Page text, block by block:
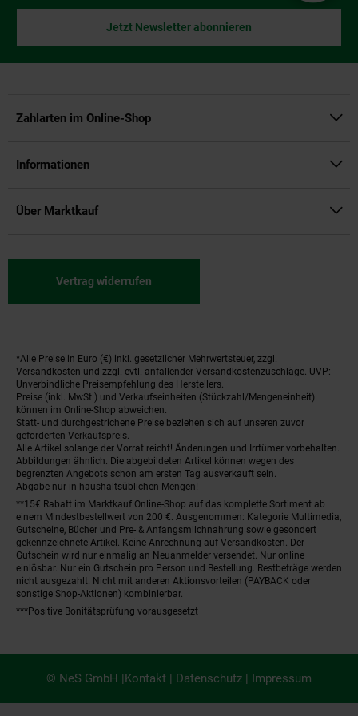
Jetzt Newsletter abonnieren
Zahlarten im Online-Shop
Informationen
Über Marktkauf
Vertrag widerrufen
Fußnoten
*Alle Preise in Euro (€) inkl. gesetzlicher Mehrwertsteuer, zzgl.
Versandkosten und zzgl. evtl. anfallender Versandkostenzuschläge. UVP:
Unverbindliche Preisempfehlung des Herstellers.
Preise (inkl. MwSt.) und Verkaufseinheiten (Stückzahl/Mengeneinheit)
können im Online-Shop abweichen.
Statt- und durchgestrichene Preise beziehen sich auf unseren zuvor
geforderten Verkaufspreis.
Alle Artikel solange der Vorrat reicht! Änderungen und Irrtümer vorbehalten.
Abbildungen ähnlich. Die abgebildeten Artikel können wegen des
begrenzten Angebots schon am ersten Tag ausverkauft sein.
Abgabe nur in haushaltsüblichen Mengen!
**15€ Rabatt im Marktkauf Online-Shop auf das komplette Sortiment ab
einem Mindestbestellwert von 200 €. Ausgenommen: Kategorie Multimedia,
Gutscheine, Bücher und Pre- & Anfangsmilchnahrung sowie gesondert
gekennzeichnete Artikel. Keine Anrechnung auf Versandkosten. Der
Gutschein wird nur einmalig an Neuanmelder versendet. Nur online
einlösbar. Nur ein Gutschein pro Person und Bestellung. Restbeträge werden
nicht ausgezahlt. Nicht mit anderen Aktionsvorteilen (PAYBACK oder
sonstige Shop-Aktionen) kombinierbar.
***Positive Bonitätsprüfung vorausgesetzt
© NeS GmbH |Kontakt | Datenschutz | Impressum